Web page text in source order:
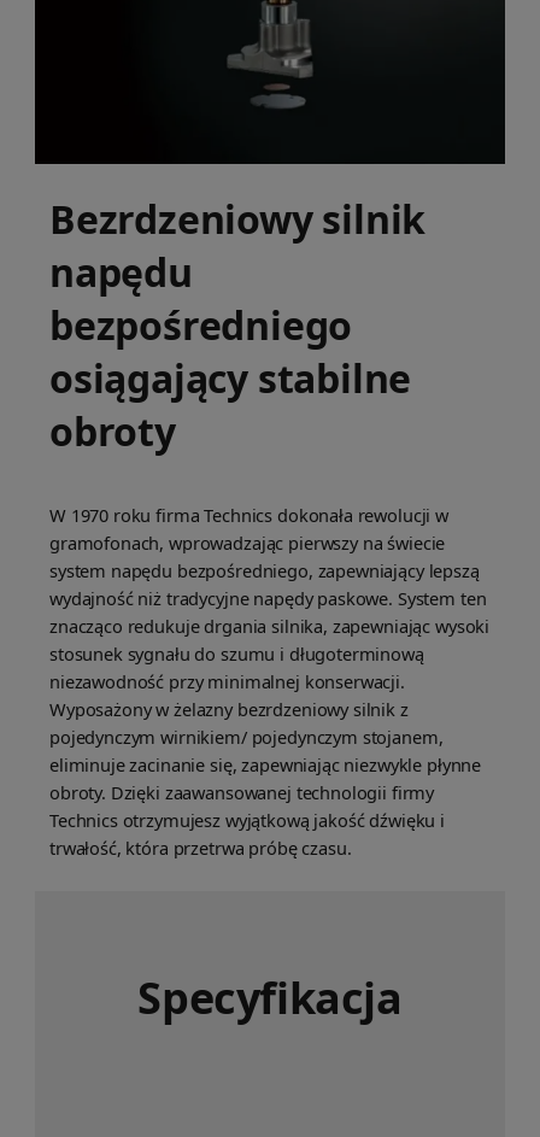
Bezrdzeniowy silnik
napędu
bezpośredniego
osiągający stabilne
obroty
W 1970 roku firma Technics dokonała rewolucji w
gramofonach, wprowadzając pierwszy na świecie
system napędu bezpośredniego, zapewniający lepszą
wydajność niż tradycyjne napędy paskowe. System ten
znacząco redukuje drgania silnika, zapewniając wysoki
stosunek sygnału do szumu i długoterminową
niezawodność przy minimalnej konserwacji.
Wyposażony w żelazny bezrdzeniowy silnik z
pojedynczym wirnikiem/ pojedynczym stojanem,
eliminuje zacinanie się, zapewniając niezwykle płynne
obroty. Dzięki zaawansowanej technologii firmy
Technics otrzymujesz wyjątkową jakość dźwięku i
trwałość, która przetrwa próbę czasu.
Specyfikacja